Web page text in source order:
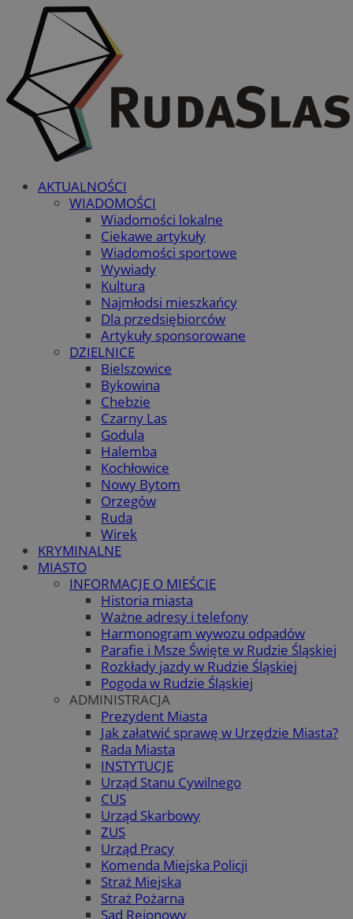
AKTUALNOŚCI
WIADOMOŚCI
Wiadomości lokalne
Ciekawe artykuły
Wiadomości sportowe
Wywiady
Kultura
Najmłodsi mieszkańcy
Dla przedsiębiorców
Artykuły sponsorowane
DZIELNICE
Bielszowice
Bykowina
Chebzie
Czarny Las
Godula
Halemba
Kochłowice
Nowy Bytom
Orzegów
Ruda
Wirek
KRYMINALNE
MIASTO
INFORMACJE O MIEŚCIE
Historia miasta
Ważne adresy i telefony
Harmonogram wywozu odpadów
Parafie i Msze Święte w Rudzie Śląskiej
Rozkłady jazdy w Rudzie Śląskiej
Pogoda w Rudzie Śląskiej
ADMINISTRACJA
Prezydent Miasta
Jak załatwić sprawę w Urzędzie Miasta?
Rada Miasta
INSTYTUCJE
Urząd Stanu Cywilnego
CUS
Urząd Skarbowy
ZUS
Urząd Pracy
Komenda Miejska Policji
Straż Miejska
Straż Pożarna
Sąd Rejonowy